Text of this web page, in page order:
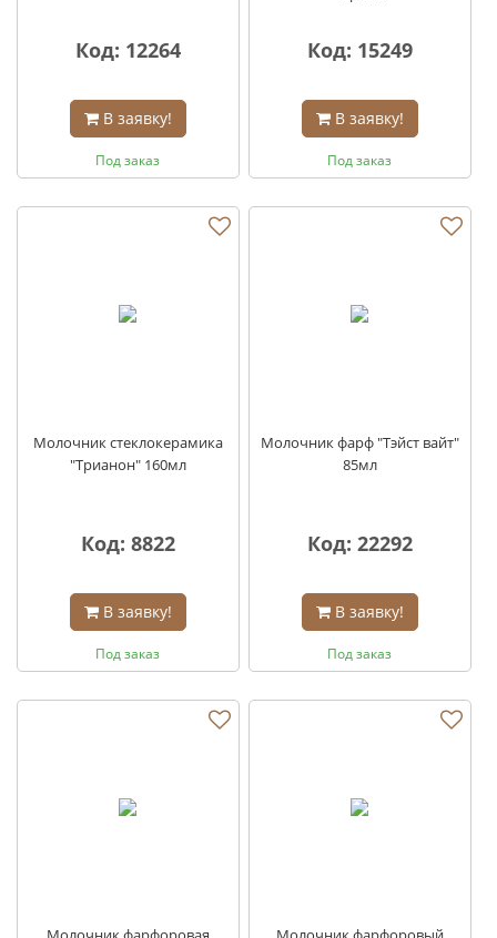
Код: 12264
В заявку!
Под заказ
Код: 15249
В заявку!
Под заказ
Молочник стеклокерамика
"Трианон" 160мл
Код: 8822
В заявку!
Под заказ
Молочник фарф "Тэйст вайт"
85мл
Код: 22292
В заявку!
Под заказ